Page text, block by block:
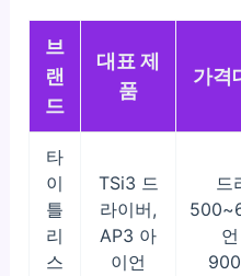
브
랜
드
대표 제
품
가격
타
이
틀
리
스
TSi3 드
라이버,
AP3 아
이언
드